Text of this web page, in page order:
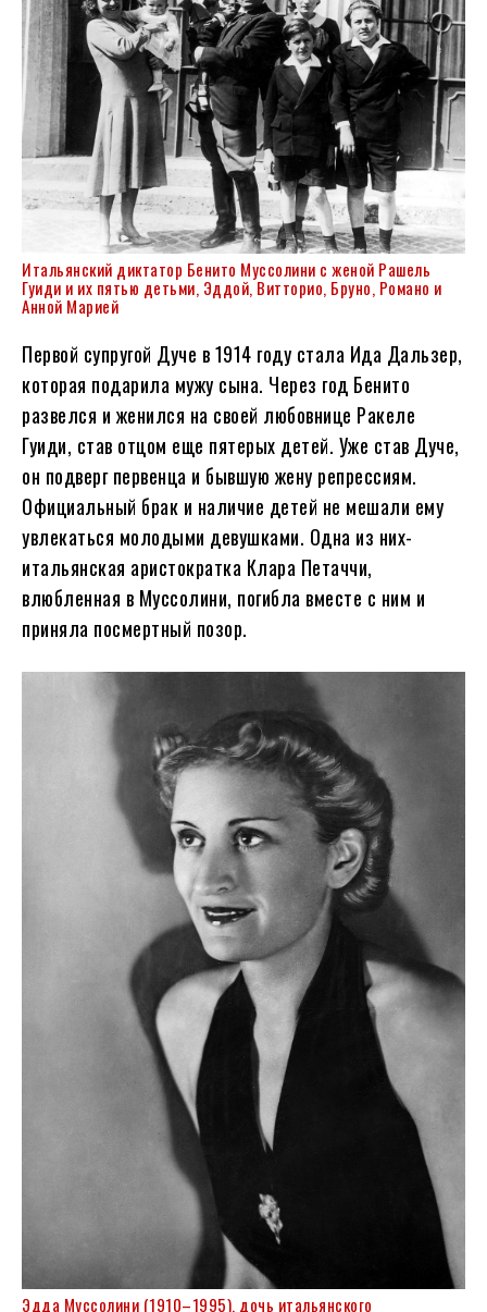
Итальянский диктатор Бенито Муссолини с женой Рашель
Гуиди и их пятью детьми, Эддой, Витторио, Бруно, Романо и
Анной Марией
Первой супругой Дуче в 1914 году стала Ида Дальзер,
которая подарила мужу сына. Через год Бенито
развелся и женился на своей любовнице Ракеле
Гуиди, став отцом еще пятерых детей. Уже став Дуче,
он подверг первенца и бывшую жену репрессиям.
Официальный брак и наличие детей не мешали ему
увлекаться молодыми девушками. Одна из них-
итальянская аристократка Клара Петаччи,
влюбленная в Муссолини, погибла вместе с ним и
приняла посмертный позор.
Эдда Муссолини (1910–1995), дочь итальянского